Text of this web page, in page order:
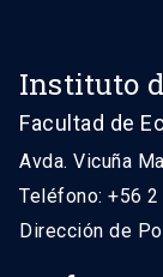
Instituto
Facultad de
Avda. Vicuña
Teléfono: +56
Dirección de